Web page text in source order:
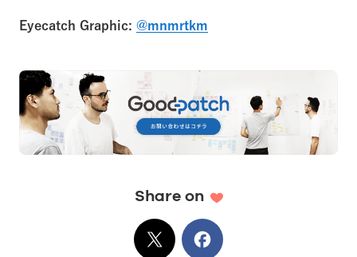
Eyecatch Graphic: @mnmrtkm
Share on
XでシェアFacebook